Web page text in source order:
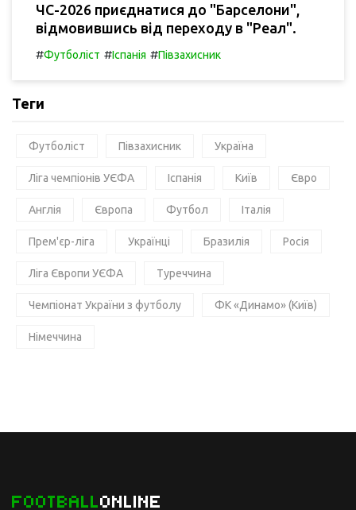
ЧС-2026 приєднатися до "Барселони",
відмовившись від переходу в "Реал".
#Футболіст #Іспанія #Півзахисник
Теги
Футболіст Півзахисник Україна
Ліга чемпіонів УЄФА Іспанія Київ Євро
Англія Європа Футбол Італія
Прем'єр-ліга Українці Бразилія Росія
Ліга Європи УЄФА Туреччина
Чемпіонат України з футболу ФК «Динамо» (Київ)
Німеччина
FOOTBALLONLINE